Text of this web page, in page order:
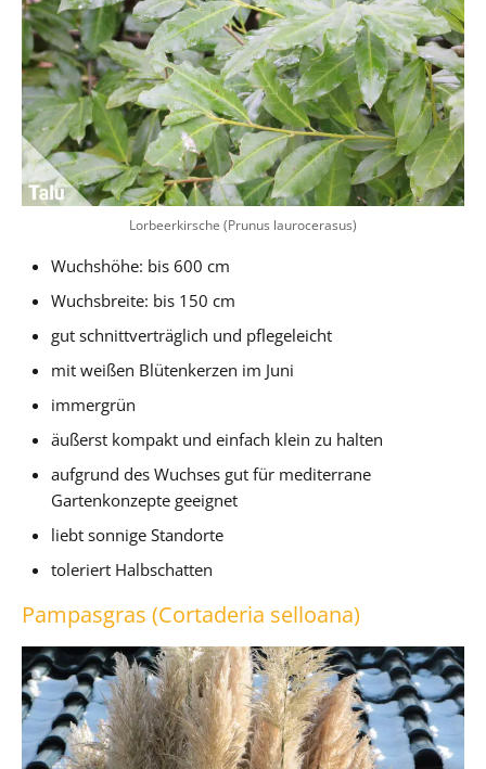
Lorbeerkirsche (Prunus laurocerasus)
Wuchshöhe: bis 600 cm
Wuchsbreite: bis 150 cm
gut schnittverträglich und pflegeleicht
mit weißen Blütenkerzen im Juni
immergrün
äußerst kompakt und einfach klein zu halten
aufgrund des Wuchses gut für mediterrane
Gartenkonzepte geeignet
liebt sonnige Standorte
toleriert Halbschatten
Pampasgras (Cortaderia selloana)